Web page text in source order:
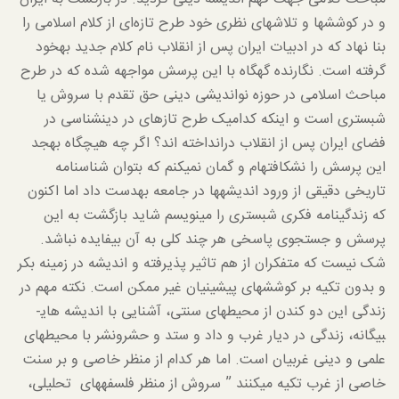
و در کوشش­ها و تلاش­های نظری خود طرح تازه‌ای از کلام اسلامی را
بنا نهاد که در ادبیات ایران پس از انقلاب نام کلام جدید به­خود
گرفته است. نگارنده گهگاه با این پرسش مواجهه شده که در طرح
مباحث اسلامی در حوزه نواندیشی دینی حق تقدم با سروش یا
شبستری است و اینکه کدامیک طرح تازه­ای در دین­شناسی در
فضای ایران پس از انقلاب درانداخته اند؟ اگر چه هیچگاه به­جد
این پرسش را نشکافته­ام و گمان نمی­کنم که بتوان شناسنامه
تاریخی دقیقی از ورود اندیشه­ها در جامعه به­دست داد اما اکنون
که زندگی­نامه فکری شبستری را می­نویسم شاید بازگشت به این
پرسش و جستجوی پاسخی هر چند کلی به آن بی­فایده نباشد.
شک نیست که متفکران از هم تاثیر پذیرفته و اندیشه در زمینه بکر
و بدون تکیه بر کوشش­های پیشینیان غیر ممکن است. نکته مهم در
زندگی این دو کندن از محیط­های سنتی، آشنایی با اندیشه های­
بیگانه، زندگی در دیار غرب و داد و ستد و حشرونشر با محیط­های
علمی و دینی غربیان است. اما هر کدام از منظر خاصی و بر سنت
خاصی از غرب تکیه می­کنند ” سروش از منظر فلسفه­های تحلیلی،